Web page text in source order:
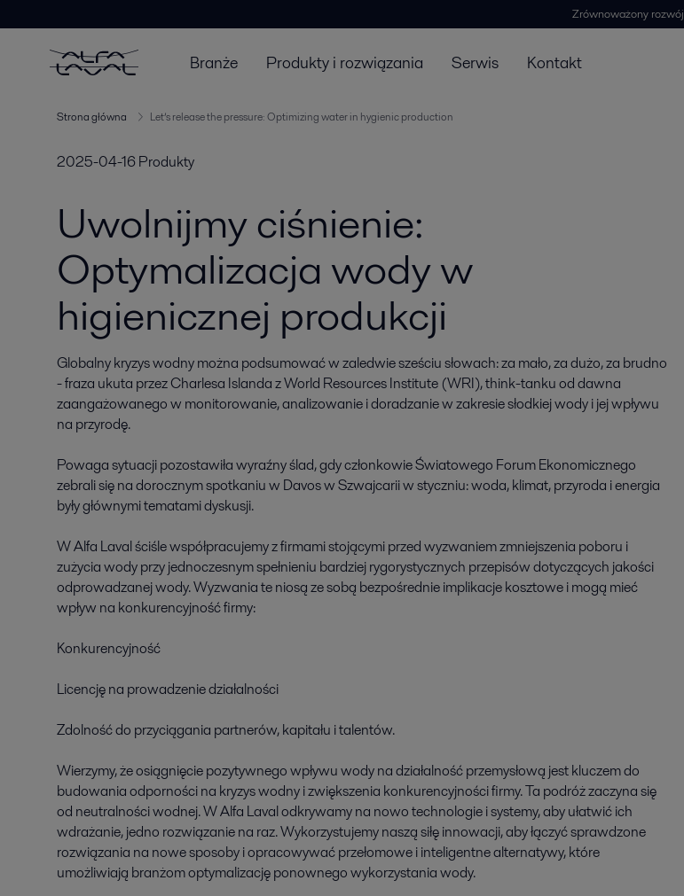
Zrównoważony rozwój
Branże Produkty i rozwiązania Serwis Kontakt
Strona główna Let’s release the pressure: Optimizing water in hygienic production
2025-04-16Produkty
Uwolnijmy ciśnienie:
Optymalizacja wody w
higienicznej produkcji
Globalny kryzys wodny można podsumować w zaledwie sześciu słowach: za mało, za dużo, za brudno
- fraza ukuta przez Charlesa Islanda z World Resources Institute (WRI), think-tanku od dawna
zaangażowanego w monitorowanie, analizowanie i doradzanie w zakresie słodkiej wody i jej wpływu
na przyrodę.
Powaga sytuacji pozostawiła wyraźny ślad, gdy członkowie Światowego Forum Ekonomicznego
zebrali się na dorocznym spotkaniu w Davos w Szwajcarii w styczniu: woda, klimat, przyroda i energia
były głównymi tematami dyskusji.
W Alfa Laval ściśle współpracujemy z firmami stojącymi przed wyzwaniem zmniejszenia poboru i
zużycia wody przy jednoczesnym spełnieniu bardziej rygorystycznych przepisów dotyczących jakości
odprowadzanej wody. Wyzwania te niosą ze sobą bezpośrednie implikacje kosztowe i mogą mieć
wpływ na konkurencyjność firmy:
Konkurencyjność
Licencję na prowadzenie działalności
Zdolność do przyciągania partnerów, kapitału i talentów.
Wierzymy, że osiągnięcie pozytywnego wpływu wody na działalność przemysłową jest kluczem do
budowania odporności na kryzys wodny i zwiększenia konkurencyjności firmy. Ta podróż zaczyna się
od neutralności wodnej. W Alfa Laval odkrywamy na nowo technologie i systemy, aby ułatwić ich
wdrażanie, jedno rozwiązanie na raz. Wykorzystujemy naszą siłę innowacji, aby łączyć sprawdzone
rozwiązania na nowe sposoby i opracowywać przełomowe i inteligentne alternatywy, które
umożliwiają branżom optymalizację ponownego wykorzystania wody.